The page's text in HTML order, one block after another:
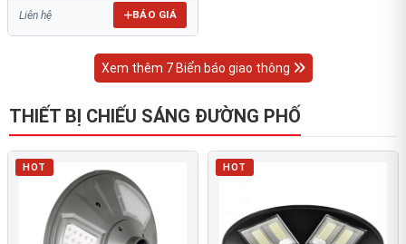
Liên hệ BÁO GIÁ
Xem thêm 7 Biển báo giao thông
THIẾT BỊ CHIẾU SÁNG ĐƯỜNG PHỐ
HOT HOT